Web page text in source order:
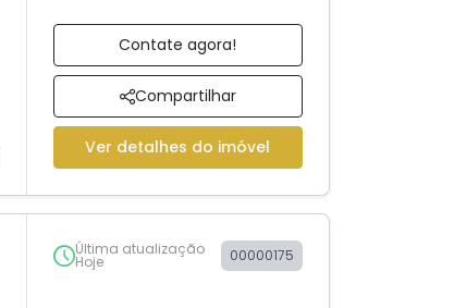
Contate agora!
Compartilhar
Ver detalhes do imóvel
Última atualização
Hoje 00000175